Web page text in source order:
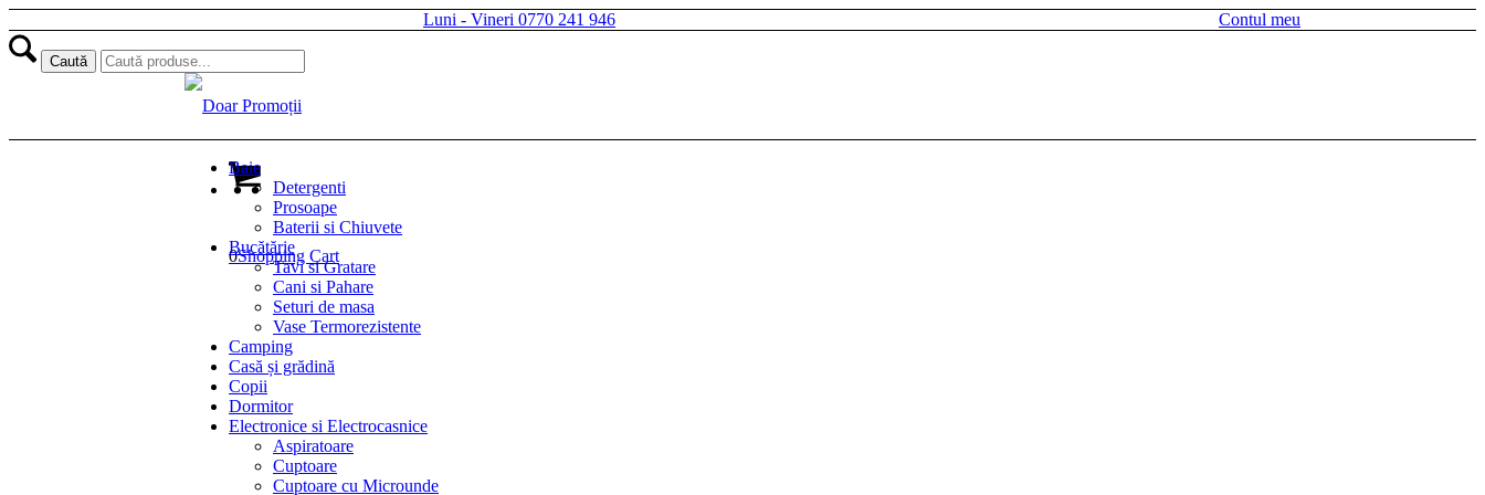
Luni - Vineri 0770 241 946 Contul meu
0Shopping Cart
Baie
Detergenti
Prosoape
Baterii si Chiuvete
Bucătărie
Tavi si Gratare
Cani si Pahare
Seturi de masa
Vase Termorezistente
Camping
Casă și grădină
Copii
Dormitor
Electronice si Electrocasnice
Aspiratoare
Cuptoare
Cuptoare cu Microunde